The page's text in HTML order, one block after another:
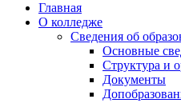
Главная
О колледже
Сведения об
Основные
Структура и
Документы